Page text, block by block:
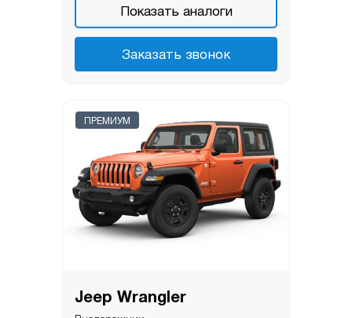
Показать аналоги
Заказать звонок
ПРЕМИУМ
Jeep Wrangler